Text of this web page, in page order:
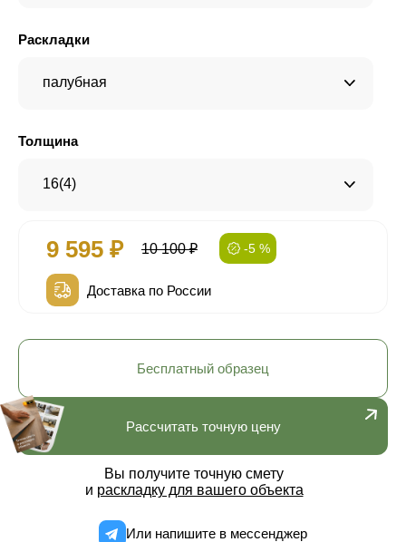
Раскладки
палубная
Толщина
16(4)
9 595 ₽ 10 100 ₽ -5 %
Доставка по России
Рассчитать точную цену
Вы получите точную смету
и раскладку для вашего объекта
Или напишите в мессенджер
Бесплатный образец